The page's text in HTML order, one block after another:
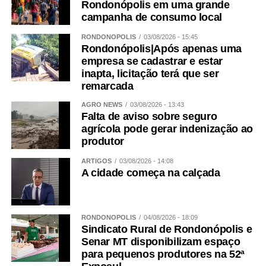
atendimento, que o Poder Público, que a rede de atenção
se debruce em prol dos Direitos Humanos das mulheres.
ouvimos muito falar no enfrentamento à violência contra
as mulheres. Só que a pauta nunca chega até onde nós
queremos. Por isso que essa pauta deve avançar na
política para enfrentar a violência que tem acontecido
todos os dias. Mas, acima de tudo, precisamos dar crédito
a palavra das mulheres. Todos os dias.
WhatsApp
Facebook
TwitterMessenger
Rondonópolis em uma grande
campanha de consumo local
RONDONÓPOLIS 03/08/2026 - 15:45
Rondonópolis|Após apenas uma
empresa se cadastrar e estar
inapta, licitação terá que ser
remarcada
AGRO NEWS 03/08/2026 - 13:43
Falta de aviso sobre seguro
agrícola pode gerar indenização ao
produtor
ARTIGOS 03/08/2026 - 14:08
A cidade começa na calçada
RONDONÓPOLIS 04/08/2026 - 18:09
Sindicato Rural de Rondonópolis e
Senar MT disponibilizam espaço
para pequenos produtores na 52ª